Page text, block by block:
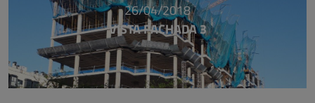
26/04/2018
VISTA FACHADA 3